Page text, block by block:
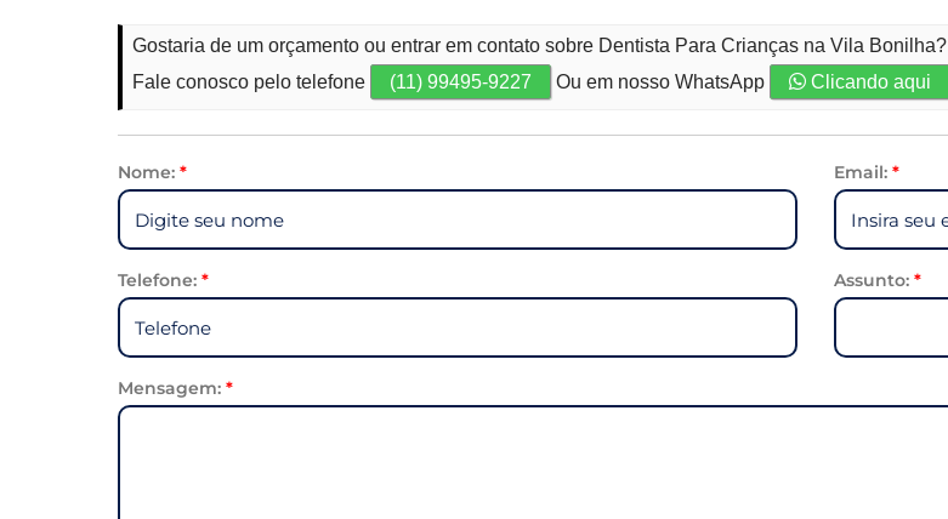
Gostaria de um orçamento ou entrar em contato sobre Dentista Para Crianças na Vila Bonilha?
Fale conosco pelo telefone
(11) 99495-9227 Ou em nosso WhatsApp Clicando aqui
Nome:* Email: *
Telefone:* Assunto: *
Mensagem:*